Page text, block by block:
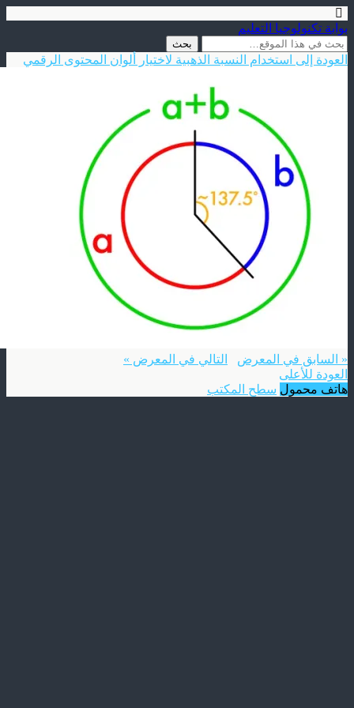
بوابة تكنولوجيا التعليم
العودة إلى استخدام النسبة الذهبية لاختيار ألوان المحتوى الرقمي
« السابق في المعرض
التالي في المعرض »
العودة للأعلى
هاتف محمول سطح المكتب